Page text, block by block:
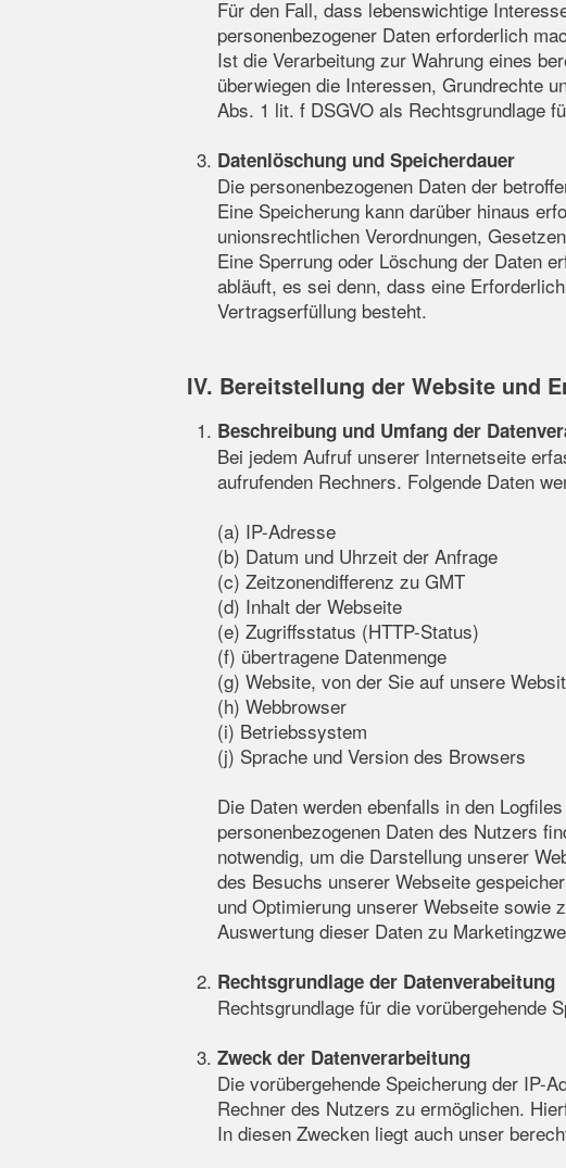
Für den Fall, dass lebenswichtige
personenbezogener Daten erforderlich
Ist die Verarbeitung zur Wahrung eines
überwiegen die Interessen, Grundrechte
Abs. 1 lit. f DSGVO als Rechtsgrundlage
Datenlöschung und Speicherdauer
Die personenbezogenen Daten der
Eine Speicherung kann darüber hinaus
unionsrechtlichen Verordnungen,
Eine Sperrung oder Löschung der Daten
abläuft, es sei denn, dass eine
Vertragserfüllung besteht.
IV. Bereitstellung der Website und
Beschreibung und Umfang der
Bei jedem Aufruf unserer Internetseite
aufrufenden Rechners. Folgende Daten
(a) IP-Adresse
(b) Datum und Uhrzeit der Anfrage
(c) Zeitzonendifferenz zu GMT
(d) Inhalt der Webseite
(e) Zugriffsstatus (HTTP-Status)
(f) übertragene Datenmenge
(g) Website, von der Sie auf unsere
(h) Webbrowser
(i) Betriebssystem
(j) Sprache und Version des Browsers
Die Daten werden ebenfalls in den
personenbezogenen Daten des Nutzers
notwendig, um die Darstellung unserer
des Besuchs unserer Webseite
und Optimierung unserer Webseite
Auswertung dieser Daten zu
Rechtsgrundlage der Datenverabeitung
Rechtsgrundlage für die vorübergehende
Zweck der Datenverarbeitung
Die vorübergehende Speicherung der IP-
Rechner des Nutzers zu ermöglichen.
In diesen Zwecken liegt auch unser